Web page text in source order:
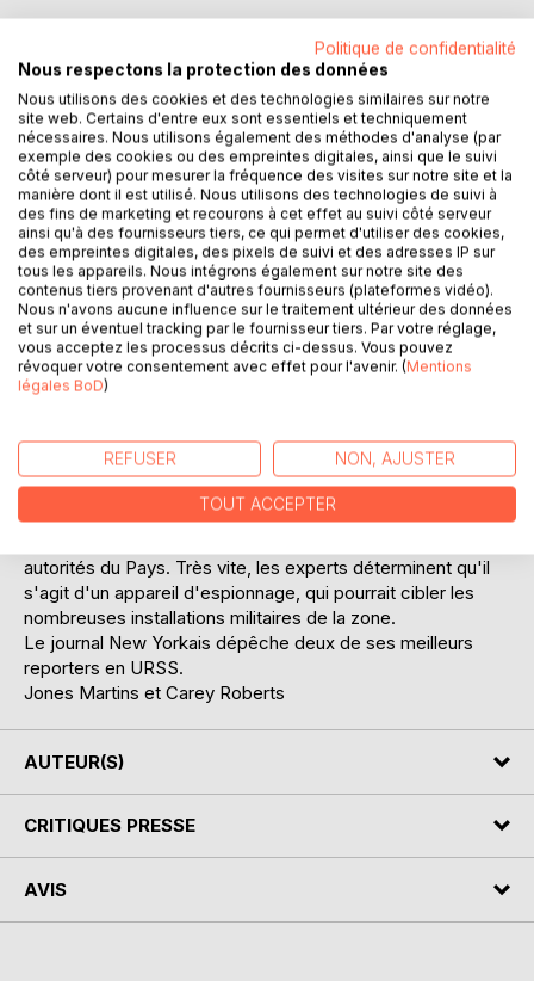
AJOUTER AU PANIER
Ajouter à ma liste d'envies
Laisser un avis
DESCRIPTION
Plongée dans les méandres d'une enquête haletante,
York Times en URSS, pendant la Guerre Froide.
Synopsis:
North Pole Alaska United States
autorités du Pays. Très vite, les experts déterminent qu'il
s'agit d'un appareil d'espionnage, qui pourrait cibler les
nombreuses installations militaires de la zone.
Le journal New Yorkais dépêche deux de ses meilleurs
reporters en URSS.
Jones Martins et Carey Roberts
AUTEUR(S)
CRITIQUES PRESSE
AVIS
Politique de confidentialité
Nous respectons la protection des données
Nous utilisons des cookies et des technologies similaires sur notre
site web. Certains d'entre eux sont essentiels et techniquement
nécessaires. Nous utilisons également des méthodes d'analyse (par
exemple des cookies ou des empreintes digitales, ainsi que le suivi
côté serveur) pour mesurer la fréquence des visites sur notre site et la
manière dont il est utilisé. Nous utilisons des technologies de suivi à
des fins de marketing et recourons à cet effet au suivi côté serveur
ainsi qu'à des fournisseurs tiers, ce qui permet d'utiliser des cookies,
des empreintes digitales, des pixels de suivi et des adresses IP sur
tous les appareils. Nous intégrons également sur notre site des
contenus tiers provenant d'autres fournisseurs (plateformes vidéo).
Nous n'avons aucune influence sur le traitement ultérieur des données
et sur un éventuel tracking par le fournisseur tiers. Par votre réglage,
vous acceptez les processus décrits ci-dessus. Vous pouvez
révoquer votre consentement avec effet pour l'avenir. (Mentions
légales BoD)
REFUSER NON, AJUSTER
TOUT ACCEPTER